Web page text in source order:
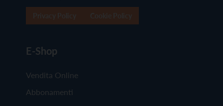
E-Shop
Vendita Online
Abbonamenti